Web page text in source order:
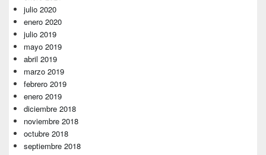
julio 2020
enero 2020
julio 2019
mayo 2019
abril 2019
marzo 2019
febrero 2019
enero 2019
diciembre 2018
noviembre 2018
octubre 2018
septiembre 2018